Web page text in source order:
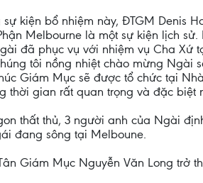
kiện bổ nhiệm này, ĐTGM Denis
Melbourne là một sự kiện lịch
đã phục vụ với nhiệm vụ Cha
tôi nồng nhiệt chào mừng Ngài
Giám Mục sẽ được tổ chức tại
thời gian rất quan trọng và đặc biệt
thất thủ, 3 người anh của Ngài
đang sông tại Melboune.
Giám Mục Nguyễn Văn Long trở